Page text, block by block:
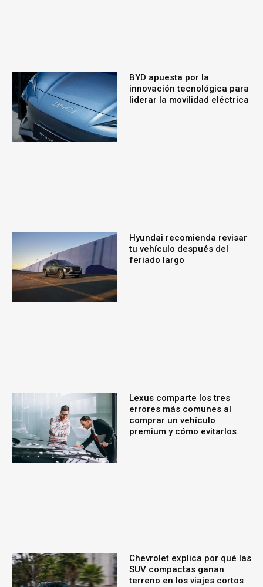
BYD apuesta por la
innovación tecnológica para
liderar la movilidad eléctrica
Hyundai recomienda revisar
tu vehículo después del
feriado largo
Lexus comparte los tres
errores más comunes al
comprar un vehículo
premium y cómo evitarlos
Chevrolet explica por qué las
SUV compactas ganan
terreno en los viajes cortos